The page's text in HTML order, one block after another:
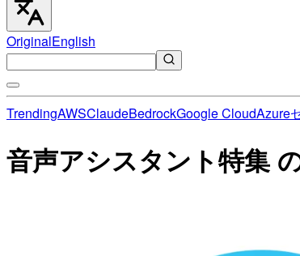
OriginalEnglish
TrendingAWSClaudeBedrockGoogle CloudAzure
音声アシスタント特集